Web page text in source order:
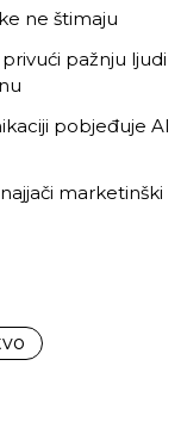
ne štimaju
pažnju ljudi
pobjeđuje AI
marketinški